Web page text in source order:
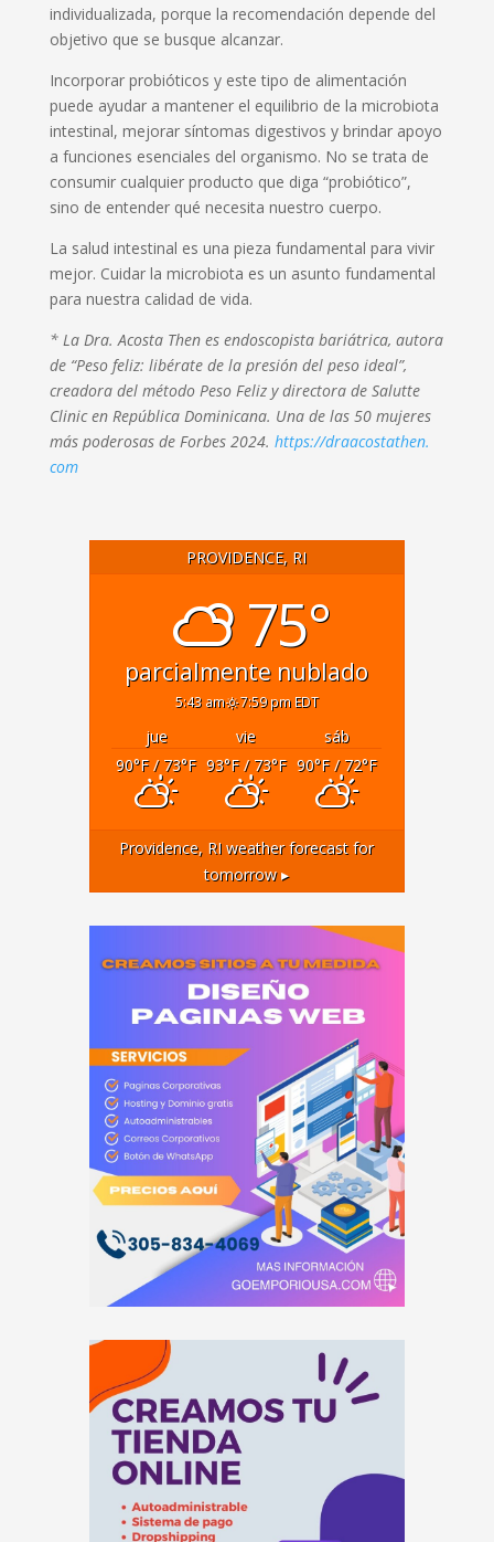
individualizada, porque la recomendación depende del
objetivo que se busque alcanzar.
Incorporar probióticos y este tipo de alimentación
puede ayudar a mantener el equilibrio de la microbiota
intestinal, mejorar síntomas digestivos y brindar apoyo
a funciones esenciales del organismo. No se trata de
consumir cualquier producto que diga “probiótico”,
sino de entender qué necesita nuestro cuerpo.
La salud intestinal es una pieza fundamental para vivir
mejor. Cuidar la microbiota es un asunto fundamental
para nuestra calidad de vida.
* La Dra. Acosta Then es endoscopista bariátrica, autora
de “Peso feliz: libérate de la presión del peso ideal”,
creadora del método Peso Feliz y directora de Salutte
Clinic en República Dominicana. Una de las 50 mujeres
más poderosas de Forbes 2024. https://draacostathen.
com
PROVIDENCE, RI
75°
parcialmente nublado
5:43 am 7:59 pm EDT
jue vie
sáb
90°F/ 73°F 93°F/ 73°F 90°F/ 72°F
Providence, RI weather forecast for
tomorrow ▸